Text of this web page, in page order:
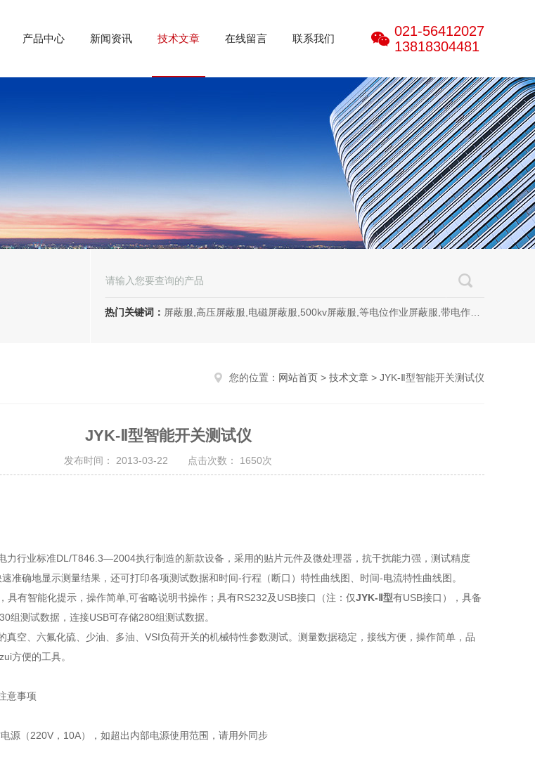
产品中心 新闻资讯 技术文章 在线留言 联系我们
021-56412027
13818304481
热门关键词： 屏蔽服,高压屏蔽服,电磁屏蔽服,500kv屏蔽服,等电位作业屏蔽服,带电作业屏蔽服,防电弧服,电弧服,电弧专用防护服,电位均压服
您的位置： 网站首页 > 技术文章 > JYK-Ⅱ型智能开关测试仪
JYK-Ⅱ型智能开关测试仪
发布时间： 2013-03-22 点击次数： 1650次
力行业标准DL/T846.3—2004执行制造的新款设备，采用的贴片元件及微处理器，抗干扰能力强，测试精度
准确地显示测量结果，还可打印各项测试数据和时间-行程（断口）特性曲线图、时间-电流特性曲线图。
具有智能化提示，操作简单,可省略说明书操作；具有RS232及USB接口（注：仅JYK-Ⅱ型有USB接口），具备
组测试数据，连接USB可存储280组测试数据。
真空、六氟化硫、少油、多油、VSI负荷开关的机械特性参数测试。测量数据稳定，接线方便，操作简单，品
方便的工具。
意事项
源（220V，10A），如超出内部电源使用范围，请用外同步